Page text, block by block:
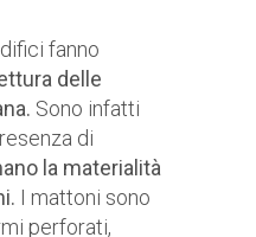
fanno
delle
Sono infatti
di
la materialità
I mattoni sono
perforati,